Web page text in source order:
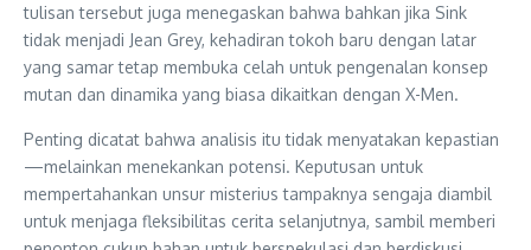
tulisan tersebut juga menegaskan bahwa bahkan jika Sink
tidak menjadi Jean Grey, kehadiran tokoh baru dengan latar
yang samar tetap membuka celah untuk pengenalan konsep
mutan dan dinamika yang biasa dikaitkan dengan X-Men.
Penting dicatat bahwa analisis itu tidak menyatakan kepastian
—melainkan menekankan potensi. Keputusan untuk
mempertahankan unsur misterius tampaknya sengaja diambil
untuk menjaga fleksibilitas cerita selanjutnya, sambil memberi